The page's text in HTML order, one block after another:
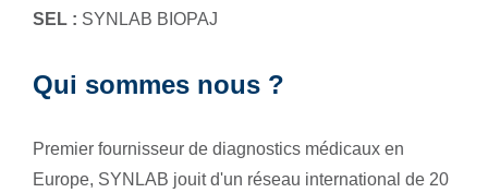
SEL : SYNLAB BIOPAJ
Qui sommes nous ?
Premier fournisseur de diagnostics médicaux en
Europe, SYNLAB jouit d'un réseau international de 20